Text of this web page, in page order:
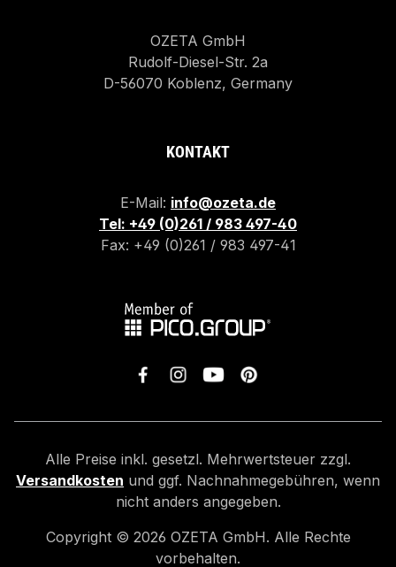
OZETA GmbH
Rudolf-Diesel-Str. 2a
D-56070 Koblenz, Germany
KONTAKT
E-Mail: info@ozeta.de
Tel: +49 (0)261 / 983 497-40
Fax: +49 (0)261 / 983 497-41
Alle Preise inkl. gesetzl. Mehrwertsteuer zzgl.
Versandkosten und ggf. Nachnahmegebühren, wenn
nicht anders angegeben.
Copyright © 2026 OZETA GmbH. Alle Rechte
vorbehalten.